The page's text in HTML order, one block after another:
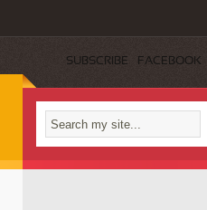
SUBSCRIBE FACEBOOK